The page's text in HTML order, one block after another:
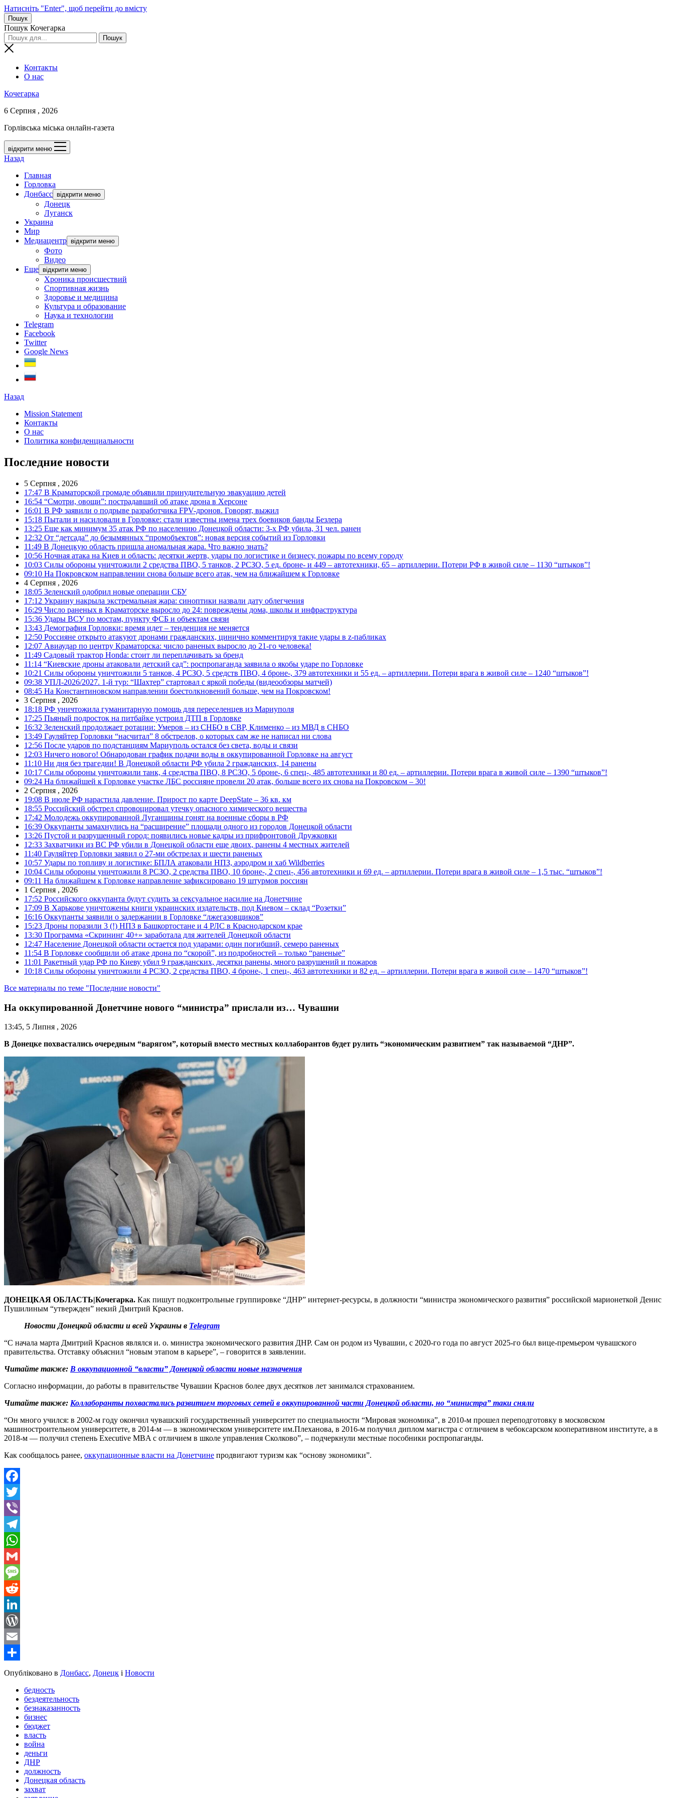
Натисніть "Enter", щоб перейти до вмісту
Пошук
Пошук Кочегарка
Контакты
О нас
Кочегарка
6 Серпня , 2026
Горлівська міська онлайн-газета
відкрити меню
Назад
Главная
Горловка
Донбасс відкрити меню
Донецк
Луганск
Украина
Мир
Медиацентр відкрити меню
Фото
Видео
Еще відкрити меню
Хроника происшествий
Спортивная жизнь
Здоровье и медицина
Культура и образование
Наука и технологии
Telegram
Facebook
Twitter
Google News
Назад
Mission Statement
Контакты
О нас
Политика конфиденциальности
Последние новости
5 Серпня , 2026
17:47 В Краматорской громаде объявили принудительную эвакуацию детей
16:54 “Смотри, овощи”: пострадавший об атаке дрона в Херсоне
16:01 В РФ заявили о подрыве разработчика FPV-дронов. Говорят, выжил
15:18 Пытали и насиловали в Горловке: стали известны имена трех боевиков банды Безлера
13:25 Еще как минимум 35 атак РФ по населению Донецкой области: 3-х РФ убила, 31 чел. ранен
12:32 От “детсада” до безымянных “промобъектов”: новая версия событий из Горловки
11:49 В Донецкую область пришла аномальная жара. Что важно знать?
10:56 Ночная атака на Киев и область: десятки жертв, удары по логистике и бизнесу, пожары по всему городу
10:03 Силы обороны уничтожили 2 средства ПВО, 5 танков, 2 РСЗО, 5 ед. броне- и 449 – автотехники, 65 – артиллерии. Потери РФ в живой силе – 1130 “штыков”!
09:10 На Покровском направлении снова больше всего атак, чем на ближайшем к Горловке
4 Серпня , 2026
18:05 Зеленский одобрил новые операции СБУ
17:12 Украину накрыла экстремальная жара: синоптики назвали дату облегчения
16:29 Число раненых в Краматорске выросло до 24: повреждены дома, школы и инфраструктура
15:36 Удары ВСУ по мостам, пункту ФСБ и объектам связи
13:43 Демография Горловки: время идет – тенденция не меняется
12:50 Россияне открыто атакуют дронами гражданских, цинично комментируя такие удары в z-пабликах
12:07 Авиаудар по центру Краматорска: число раненых выросло до 21-го человека!
11:49 Садовый трактор Honda: стоит ли переплачивать за бренд
11:14 “Киевские дроны атаковали детский сад”: роспропаганда заявила о якобы ударе по Горловке
10:21 Силы обороны уничтожили 5 танков, 4 РСЗО, 5 средств ПВО, 4 броне-, 379 автотехники и 55 ед. – артиллерии. Потери врага в живой силе – 1240 “штыков”!
09:38 УПЛ-2026/2027. 1-й тур: “Шахтер” стартовал с яркой победы (видеообзоры матчей)
08:45 На Константиновском направлении боестолкновений больше, чем на Покровском!
3 Серпня , 2026
18:18 РФ уничтожила гуманитарную помощь для переселенцев из Мариуполя
17:25 Пьяный подросток на питбайке устроил ДТП в Горловке
16:32 Зеленский продолжает ротации: Умеров – из СНБО в СВР, Клименко – из МВД в СНБО
13:49 Гауляйтер Горловки “насчитал” 8 обстрелов, о которых сам же не написал ни слова
12:56 После ударов по подстанциям Мариуполь остался без света, воды и связи
12:03 Ничего нового! Обнародован график подачи воды в оккупированной Горловке на август
11:10 Ни дня без трагедии! В Донецкой области РФ убила 2 гражданских, 14 ранены
10:17 Силы обороны уничтожили танк, 4 средства ПВО, 8 РСЗО, 5 броне-, 6 спец-, 485 автотехники и 80 ед. – артиллерии. Потери врага в живой силе – 1390 “штыков”!
09:24 На ближайшей к Горловке участке ЛБС россияне провели 20 атак, больше всего их снова на Покровском – 30!
2 Серпня , 2026
19:08 В июле РФ нарастила давление. Прирост по карте DeepState – 36 кв. км
18:55 Российский обстрел спровоцировал утечку опасного химического вещества
17:42 Молодежь оккупированной Луганщины гонят на военные сборы в РФ
16:39 Оккупанты замахнулись на “расширение” площади одного из городов Донецкой области
13:26 Пустой и разрушенный город: появились новые кадры из прифронтовой Дружковки
12:33 Захватчики из ВС РФ убили в Донецкой области еще двоих, ранены 4 местных жителей
11:40 Гауляйтер Горловки заявил о 27-ми обстрелах и шести раненых
10:57 Удары по топливу и логистике: БПЛА атаковали НПЗ, аэродром и хаб Wildberries
10:04 Силы обороны уничтожили 8 РСЗО, 2 средства ПВО, 10 броне-, 2 спец-, 456 автотехники и 69 ед. – артиллерии. Потери врага в живой силе – 1,5 тыс. “штыков”!
09:11 На ближайшем к Горловке направление зафиксировано 19 штурмов россиян
1 Серпня , 2026
17:52 Российского оккупанта будут судить за сексуальное насилие на Донетчине
17:09 В Харькове уничтожены книги украинских издательств, под Киевом – склад “Розетки”
16:16 Оккупанты заявили о задержании в Горловке “лжегазовщиков”
15:23 Дроны поразили 3 (!) НПЗ в Башкортостане и 4 РЛС в Краснодарском крае
13:30 Программа «Скрининг 40+» заработала для жителей Донецкой области
12:47 Население Донецкой области остается под ударами: один погибший, семеро раненых
11:54 В Горловке сообщили об атаке дрона по “скорой”, из подробностей – только “раненые”
11:01 Ракетный удар РФ по Киеву убил 9 гражданских, десятки ранены, много разрушений и пожаров
10:18 Силы обороны уничтожили 4 РСЗО, 2 средства ПВО, 4 броне-, 1 спец-, 463 автотехники и 82 ед. – артиллерии. Потери врага в живой силе – 1470 “штыков”!
Все материалы по теме "Последние новости"
На оккупированной Донетчине нового “министра” прислали из… Чувашии
13:45, 5 Липня , 2026
В Донецке похвастались очередным “варягом”, который вместо местных коллаборантов будет рулить “экономическим развитием” так называемой “ДНР”.
ДОНЕЦКАЯ ОБЛАСТЬ|Кочегарка. Как пишут подконтрольные группировке “ДНР” интернет-ресурсы, в должности “министра экономического развития” российской марионеткой Денис
Пушилиным “утвержден” некий Дмитрий Краснов.
Новости Донецкой области и всей Украины в Telegram
“С начала марта Дмитрий Краснов являлся и. о. министра экономического развития ДНР. Сам он родом из Чувашии, с 2020-го года по август 2025-го был вице-премьером чувашского
правительства. Отставку объяснил “новым этапом в карьере”, – говорится в заявлении.
Читайте также: В оккупационной “власти” Донецкой области новые назначения
Согласно информации, до работы в правительстве Чувашии Краснов более двух десятков лет занимался страхованием.
Читайте также: Коллаборанты похвастались развитием торговых сетей в оккупированной части Донецкой области, но “министра” таки сняли
“Он много учился: в 2002-м году окончил чувашский государственный университет по специальности “Мировая экономика”, в 2010-м прошел переподготовку в московском
машиностроительном университете, в 2014-м — в экономическом университете им.Плеханова, в 2016-м получил диплом магистра с отличием в чебоксарском кооперативном институте, а в
2018-м — получил степень Executive MBA с отличием в школе управления Сколково”, – подчеркнули местные пособники роспропаганды.
Как сообщалось ранее, оккупационные власти на Донетчине продвигают туризм как “основу экономики”.
Facebook
Twitter
Viber
Telegram
WhatsApp
Gmail
Message
Reddit
LinkedIn
WordPress
Email
Share
Опубліковано в Донбасс, Донецк і Новости
бедность
бездеятельность
безнаказанность
бизнес
бюджет
власть
война
деньги
ДНР
должность
Донецкая область
захват